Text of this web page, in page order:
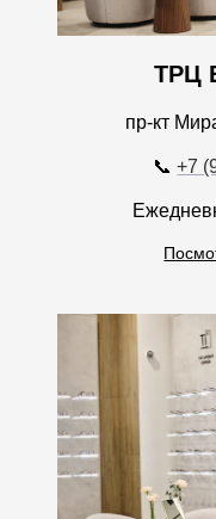
ТРЦ
пр-кт
📞+7